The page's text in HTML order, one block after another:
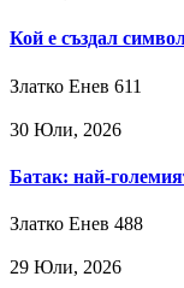
Кой е създал
Златко Енев 611
30 Юли, 2026
Батак: най-
Златко Енев 488
29 Юли, 2026